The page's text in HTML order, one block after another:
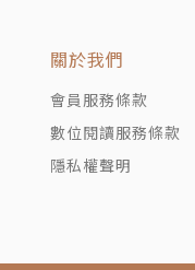
關於我們
會員服務條款
數位閱讀服務條款
隱私權聲明